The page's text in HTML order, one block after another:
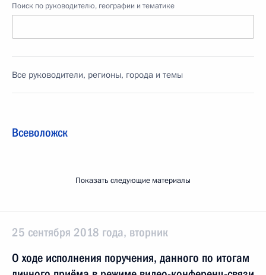
Поиск по руководителю, географии и тематике
Все руководители, регионы, города и темы
Всеволожск
Показать следующие материалы
25 сентября 2018 года, вторник
О ходе исполнения поручения, данного по итогам